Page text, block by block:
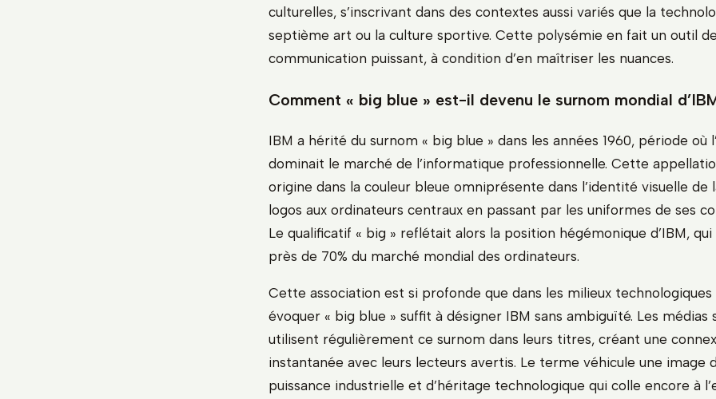
culturelles, s’inscrivant dans des contextes aussi variés que la
septième art ou la culture sportive. Cette polysémie en fait un outil
communication puissant, à condition d’en maîtriser les nuances.
Comment « big blue » est-il devenu le surnom mondial
IBM a hérité du surnom « big blue » dans les années 1960, période où
dominait le marché de l’informatique professionnelle. Cette
origine dans la couleur bleue omniprésente dans l’identité visuelle de
logos aux ordinateurs centraux en passant par les uniformes de ses
Le qualificatif « big » reflétait alors la position hégémonique d’IBM,
près de 70% du marché mondial des ordinateurs.
Cette association est si profonde que dans les milieux
évoquer « big blue » suffit à désigner IBM sans ambiguïté. Les médias
utilisent régulièrement ce surnom dans leurs titres, créant une
instantanée avec leurs lecteurs avertis. Le terme véhicule une image
puissance industrielle et d’héritage technologique qui colle encore à